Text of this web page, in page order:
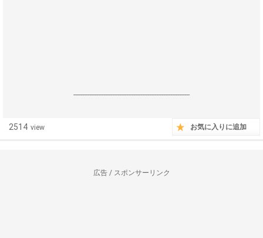
------------------------------------------------------------------
2514 view お気に入りに追加
広告 / スポンサーリンク